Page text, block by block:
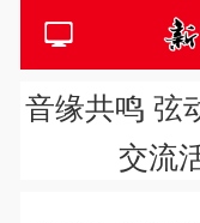
音缘共鸣 弦
交流